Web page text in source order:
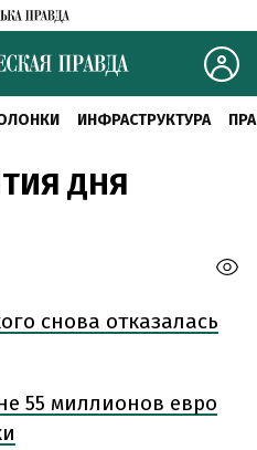
ИНФРАСТРУКТУРА
ДНЯ
снова отказалась
55 миллионов евро